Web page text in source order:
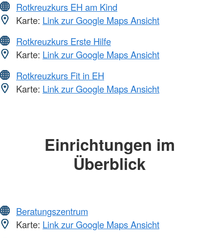
Rotkreuzkurs EH am Kind
Karte: Link zur Google Maps Ansicht
Rotkreuzkurs Erste Hilfe
Karte: Link zur Google Maps Ansicht
Rotkreuzkurs Fit in EH
Karte: Link zur Google Maps Ansicht
Einrichtungen im
Überblick
Beratungszentrum
Karte: Link zur Google Maps Ansicht